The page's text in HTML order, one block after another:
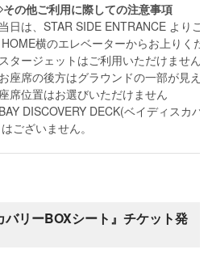
の他ご利用に際しての注意事項
当日は、STAR SIDE ENTRANCE よりご
HOME横のエレベーターからお上りくだ
スタージェットはご利用いただけません
お座席の後方はグラウンドの一部が見え
座席位置はお選びいただけません
BAY DISCOVERY DECK(ベイディスカバ
はございません。
バリーBOXシート』チケット発